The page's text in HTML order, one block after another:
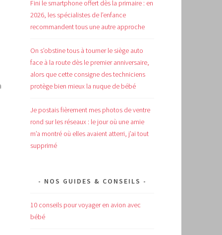
Fini le smartphone offert dès la primaire : en
2026, les spécialistes de l’enfance
recommandent tous une autre approche
On s’obstine tous à tourner le siège auto
face à la route dès le premier anniversaire,
alors que cette consigne des techniciens
protège bien mieux la nuque de bébé
Je postais fièrement mes photos de ventre
rond sur les réseaux : le jour où une amie
m’a montré où elles avaient atterri, j’ai tout
supprimé
NOS GUIDES & CONSEILS
10 conseils pour voyager en avion avec
bébé